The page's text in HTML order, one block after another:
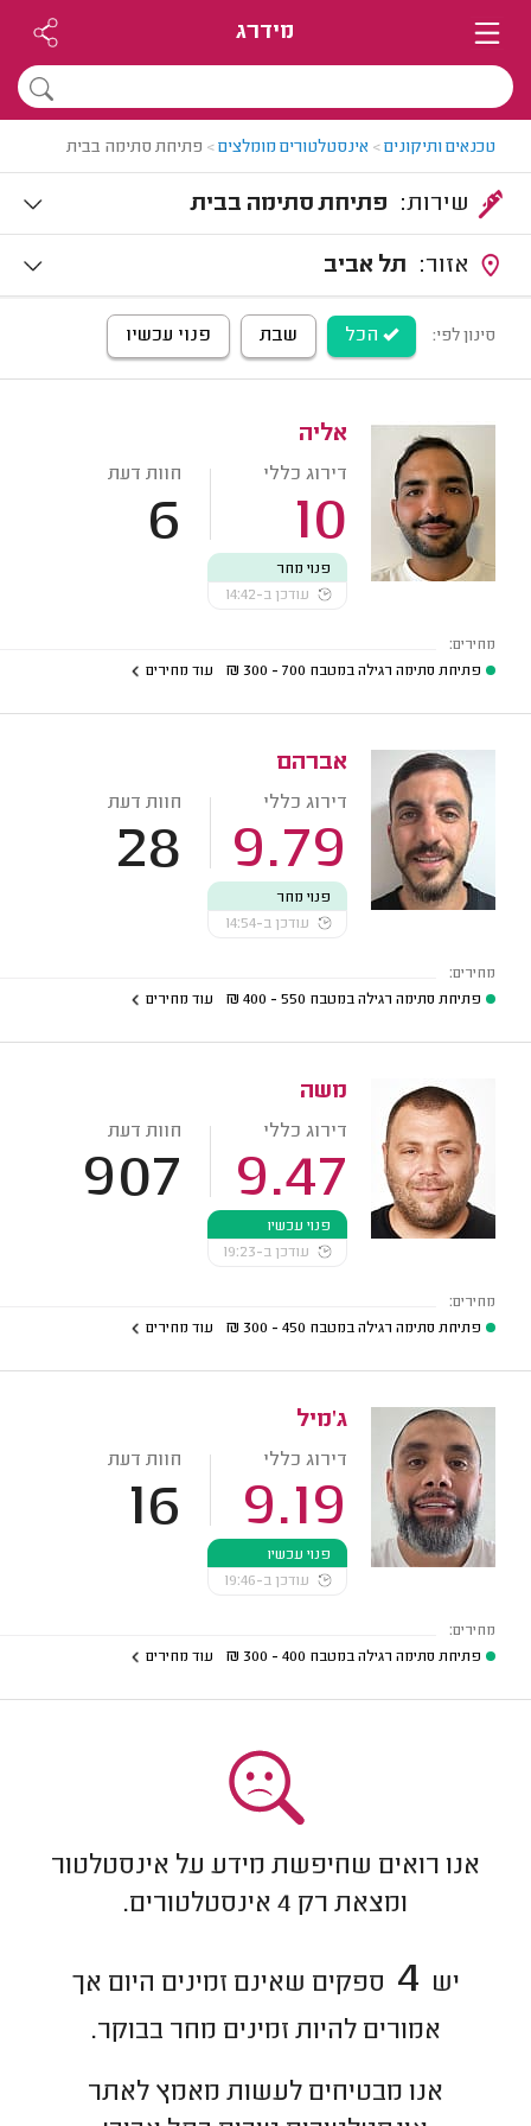
מידרג
טכנאים ותיקונים> אינסטלטורים מומלצים> פתיחת סתימה בבית
פתיחת סתימה בבית
תל אביב
סינון לפי: הכל שבת פנוי עכשיו
אליה
דירוג כללי
10
חוות דעת
6
פנוי מחר
עודכן ב-14:42
מחירים:
פתיחת סתימה רגילה במטבח 700 - 300
₪ עוד מחירים
אברהם
דירוג כללי
9.79
חוות דעת
28
פנוי מחר
עודכן ב-14:54
מחירים:
פתיחת סתימה רגילה במטבח 550 - 400
₪ עוד מחירים
משה
דירוג כללי
9.47
חוות דעת
907
פנוי עכשיו
עודכן ב-19:23
מחירים:
פתיחת סתימה רגילה במטבח 450 - 300
₪ עוד מחירים
ג'מיל
דירוג כללי
9.19
חוות דעת
16
פנוי עכשיו
עודכן ב-19:46
מחירים:
פתיחת סתימה רגילה במטבח 400 - 300
₪ עוד מחירים
אנו רואים שחיפשת מידע על אינסטלטור
ומצאת רק 4 אינסטלטורים.
יש 4 ספקים שאינם זמינים היום אך
אמורים להיות זמינים מחר בבוקר.
אנו מבטיחים לעשות מאמץ לאתר